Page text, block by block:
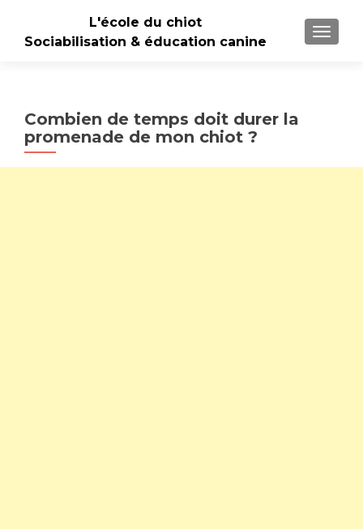
L'école du chiot
Sociabilisation & éducation canine
Combien de temps doit durer la
promenade de mon chiot ?